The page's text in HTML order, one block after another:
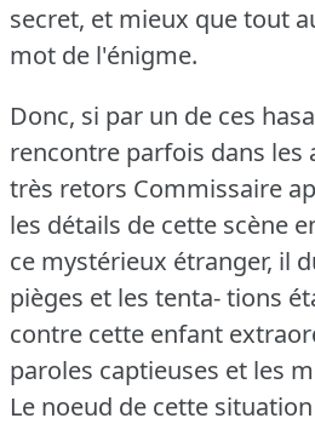
secret, et mieux que tout
mot de l'énigme.
Donc, si par un de ces
rencontre parfois dans les
très retors Commissaire
les détails de cette scène
ce mystérieux étranger, il
pièges et les tenta- tions
contre cette enfant
paroles captieuses et les
Le noeud de cette